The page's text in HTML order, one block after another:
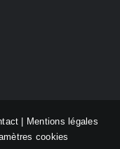
Mentions légales
cookies